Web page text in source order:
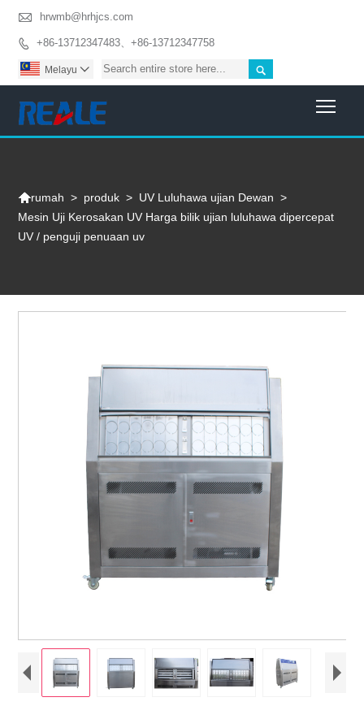
 hrwmb@hrhjcs.com
 +86-13712347483、+86-13712347758

Melayu 
rumah > produk > UV Luluhawa ujian Dewan >
Mesin Uji Kerosakan UV Harga bilik ujian luluhawa dipercepat
UV / penguji penuaan uv